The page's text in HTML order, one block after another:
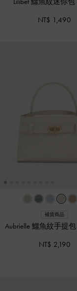
NT$ 1,490
補貨商品
Aubrielle 鱷魚紋手提包
NT$ 2,190